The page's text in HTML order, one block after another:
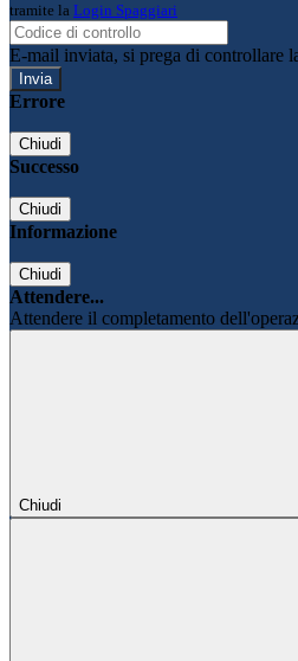
tramite la Login Spaggiari
E-mail inviata, si prega di controllare
Errore
Chiudi
Successo
Chiudi
Informazione
Chiudi
Attendere...
Attendere il completamento
Chiudi